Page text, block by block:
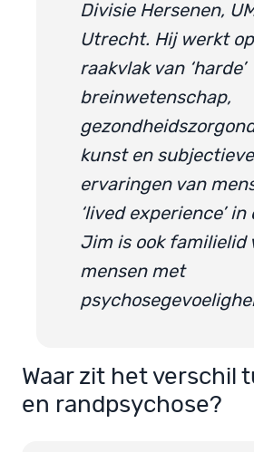
Divisie Hersenen,
Utrecht. Hij werkt
raakvlak van ‘harde’
breinwetenschap,
kunst en subjectieve
ervaringen van
‘lived experience’ in
Jim is ook familielid
mensen met
Waar zit het verschil
en randpsychose?